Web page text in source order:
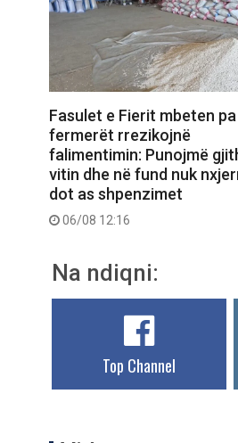
Fasulet e Fierit mbeten
fermerët rrezikojnë
falimentimin: Punojmë
vitin dhe në fund nuk
dot as shpenzimet
06/08 12:16
Na ndiqni:
Top Channel